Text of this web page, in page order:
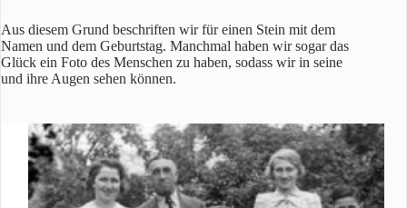
Aus diesem Grund beschriften wir für einen Stein mit dem
Namen und dem Geburtstag. Manchmal haben wir sogar das
Glück ein Foto des Menschen zu haben, sodass wir in seine
und ihre Augen sehen können.